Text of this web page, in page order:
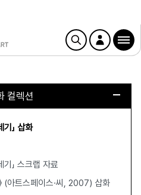
컬렉션
」 삽화
」 스크랩 자료
(아트스페이스·씨, 2007) 삽화